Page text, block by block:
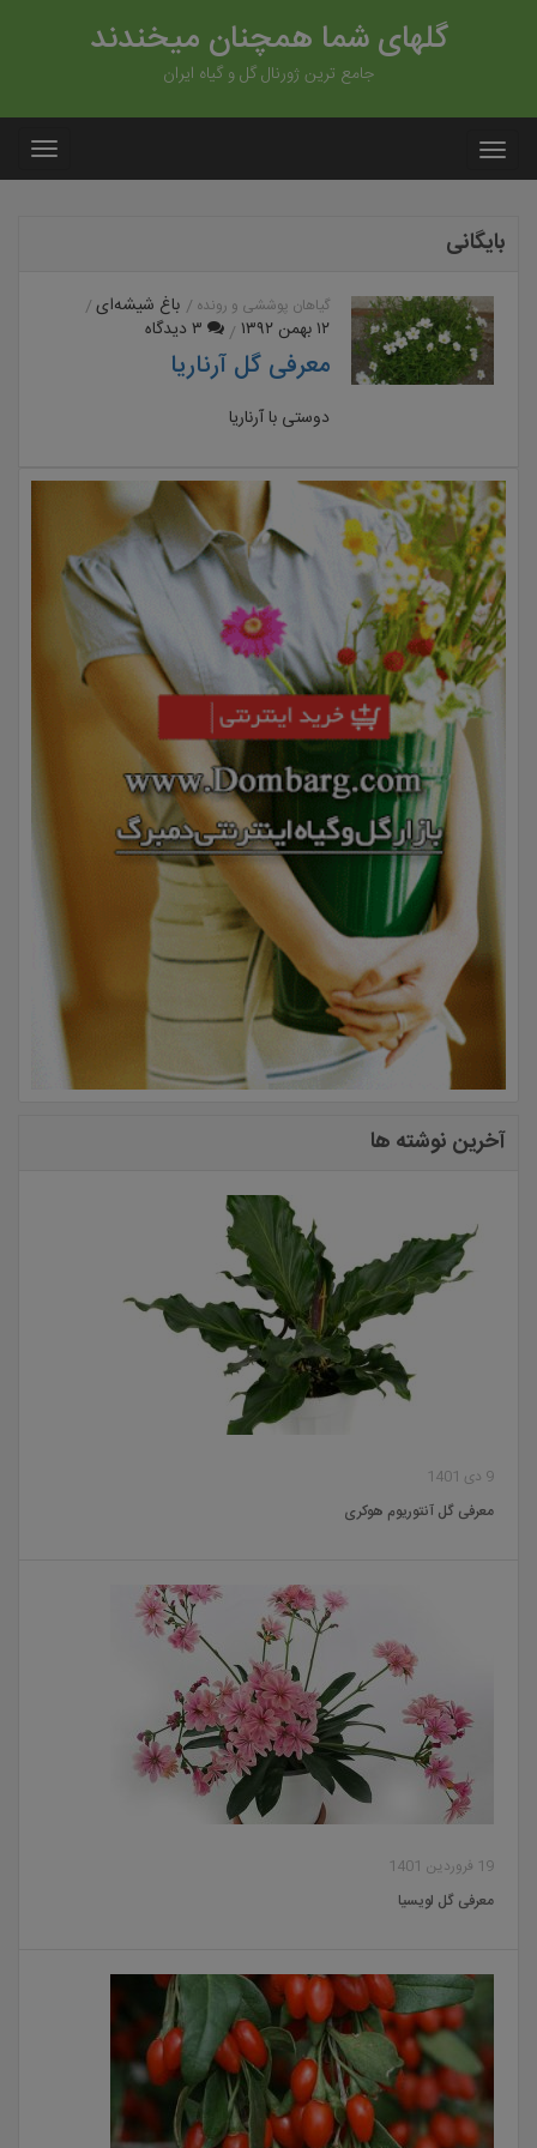
گلهای شما همچنان میخندند
جامع ترین ژورنال گل و گیاه ایران
بایگانی
گیاهان پوششی و رونده
باغ شیشه‌ای
۱۲ بهمن ۱۳۹۲
۳ دیدگاه
معرفی گل آرناریا
دوستی با آرناریا
آخرین نوشته ها
9 دی 1401
معرفی گل آنتوریوم هوکری
19 فروردین 1401
معرفی گل لویسیا